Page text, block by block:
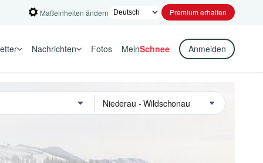
Maßeinheiten ändern Premium erhalten
Nachrichten Fotos MeinSchnee Anmelden